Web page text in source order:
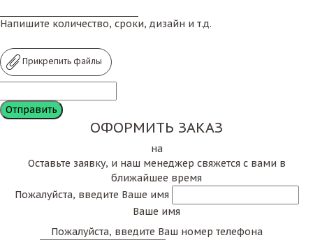
Напишите количество, сроки, дизайн и т.д.
Прикрепить файлы
ОФОРМИТЬ ЗАКАЗ
на
Оставьте заявку, и наш менеджер свяжется с вами в
ближайшее время
Пожалуйста, введите Ваше имя
Ваше имя
Пожалуйста, введите Ваш номер телефона